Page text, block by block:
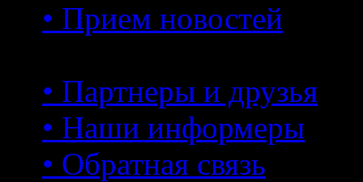
• Прием новостей
• Партнеры и друзья
• Наши информеры
• Обратная связь